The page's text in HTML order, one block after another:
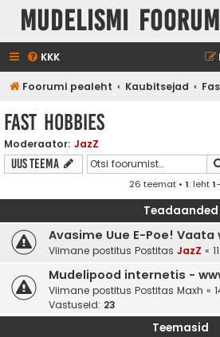
Mudelismi foorum
KKK
Foorumi pealeht Kaubitsejad
Fast Hobbies
Moderaator: JazZ
Uus teema
26 teemat • 1. leht1
Teadaanded
Avasime Uue E-Poe!
Viimane postitus Postitas JazZ «
Mudelipood internetis -
Viimane postitus Postitas Maxh «
Vastuseid: 23
Teemasid